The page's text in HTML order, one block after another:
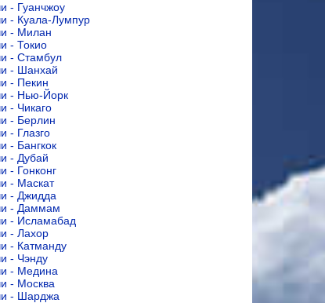
- Гуанчжоу
- Куала-Лумпур
- Милан
- Токио
- Стамбул
- Шанхай
- Пекин
- Нью-Йорк
- Чикаго
- Берлин
- Глазго
- Бангкок
- Дубай
- Гонконг
- Маскат
- Джидда
- Даммам
- Исламабад
- Лахор
- Катманду
- Чэнду
- Медина
- Москва
- Шарджа